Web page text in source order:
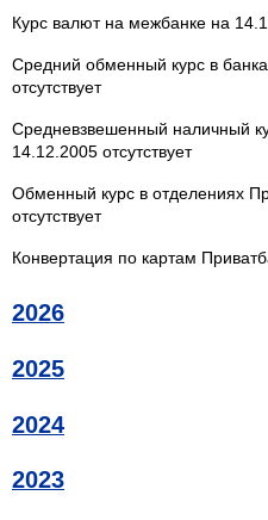
Курс валют на межбанке на
Средний обменный курс в
отсутствует
Средневзвешенный наличный
14.12.2005 отсутствует
Обменный курс в отделениях
отсутствует
Конвертация по картам
2026
2025
2024
2023